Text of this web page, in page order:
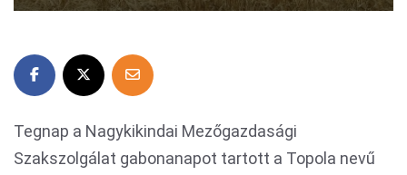
Tegnap a Nagykikindai Mezőgazdasági
Szakszolgálat gabonanapot tartott a Topola nevű